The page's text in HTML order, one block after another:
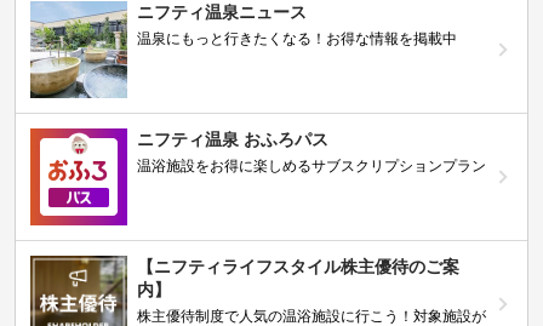
ニフティ温泉ニュース
温泉にもっと行きたくなる！お得な情報を掲載中
ニフティ温泉 おふろパス
温浴施設をお得に楽しめるサブスクリプションプラン
【ニフティライフスタイル株主優待のご案
内】
株主優待制度で人気の温浴施設に行こう！対象施設が